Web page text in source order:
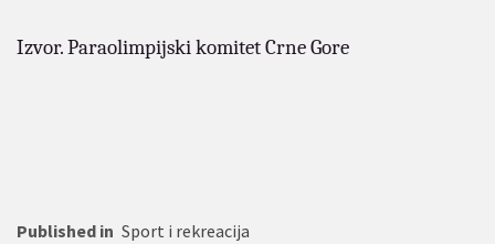
Izvor. Paraolimpijski komitet Crne Gore
Published in Sport i rekreacija